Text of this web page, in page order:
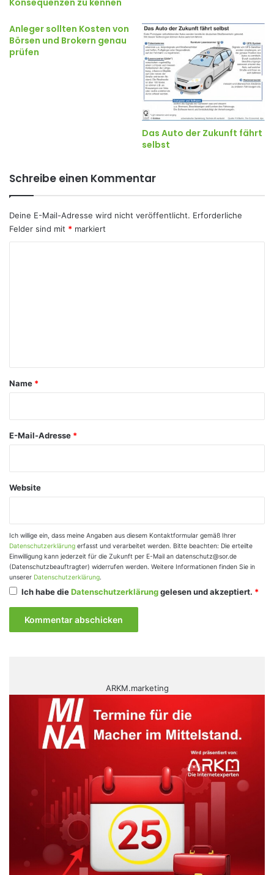
Konsequenzen zu kennen
Anleger sollten Kosten von
Börsen und Brokern genau
prüfen
Das Auto der Zukunft fährt
selbst
Schreibe einen Kommentar
Deine E-Mail-Adresse wird nicht veröffentlicht. Erforderliche
Felder sind mit * markiert
a
Name *
E-Mail-Adresse *
Website
Ich willige ein, dass meine Angaben aus diesem Kontaktformular gemäß Ihrer
Datenschutzerklärung erfasst und verarbeitet werden. Bitte beachten: Die erteilte
Einwilligung kann jederzeit für die Zukunft per E-Mail an datenschutz@sor.de
(Datenschutzbeauftragter) widerrufen werden. Weitere Informationen finden Sie in
unserer Datenschutzerklärung.
Ich habe dieDatenschutzerklärunggelesen und akzeptiert. *
ARKM.marketing